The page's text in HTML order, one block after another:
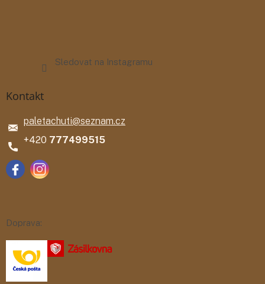
Sledovat na Instagramu
Kontakt
paletachuti@seznam.cz
777499515
Doprava: